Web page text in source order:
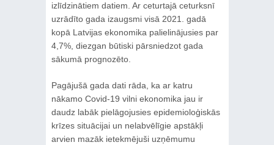
izlīdzinātiem datiem. Ar ceturtajā ceturksnī
uzrādīto gada izaugsmi visā 2021. gadā
kopā Latvijas ekonomika palielinājusies par
4,7%, diezgan būtiski pārsniedzot gada
sākumā prognozēto.
Pagājušā gada dati rāda, ka ar katru
nākamo Covid-19 vilni ekonomika jau ir
daudz labāk pielāgojusies epidemioloģiskās
krīzes situācijai un nelabvēlīgie apstākļi
arvien mazāk ietekmējuši uzņēmumu